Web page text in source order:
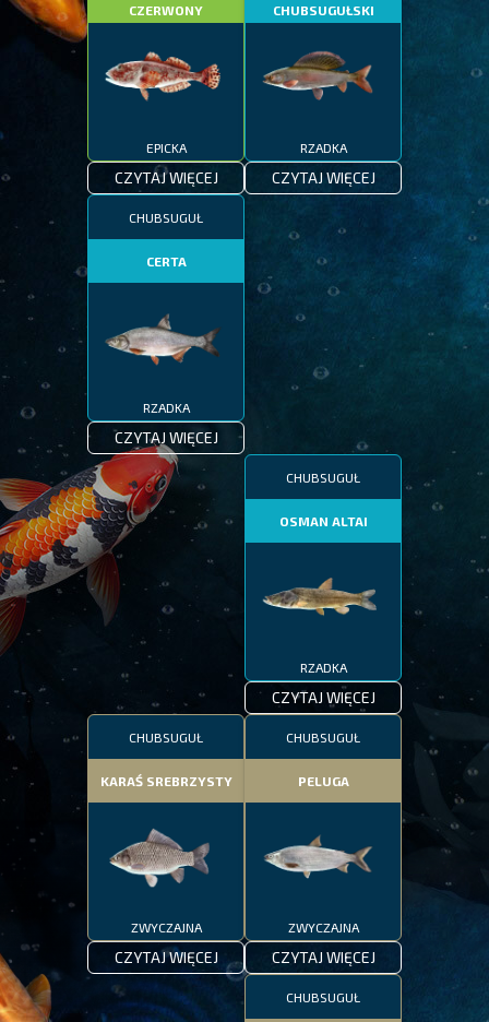
CZERWONY
EPICKA
CZYTAJ WIĘCEJ
CHUBSUGUŁSKI
RZADKA
CZYTAJ WIĘCEJ
CHUBSUGUŁ
CERTA
RZADKA
CZYTAJ WIĘCEJ
CHUBSUGUŁ
OSMAN ALTAI
RZADKA
CZYTAJ WIĘCEJ
CHUBSUGUŁ
KARAŚ SREBRZYSTY
ZWYCZAJNA
CZYTAJ WIĘCEJ
CHUBSUGUŁ
PELUGA
ZWYCZAJNA
CZYTAJ WIĘCEJ
CHUBSUGUŁ